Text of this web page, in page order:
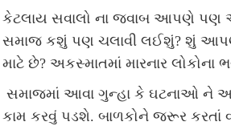
કેટલાય સવાલો ના જવાબ આપણે પણ
સમાજ કશું પણ ચલાવી લઈશું? શું
માટે છે? અકસ્માતમાં મારનાર લોકોના
સમાજમાં આવા ગુન્હા કે ઘટનાઓ ને
કામ કરવું પડશે. બાળકોને જરૂર કરતાં